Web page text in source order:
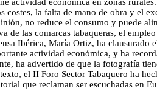
la falta de mano de obra y el
no reduce el consumo y puede
de las comarcas tabaqueras, el
Ibérica, María Ortiz, ha clausurado
actividad económica, y ha
ha advertido de que la fotografía
el II Foro Sector Tabaquero ha
que reclaman ser escuchadas en